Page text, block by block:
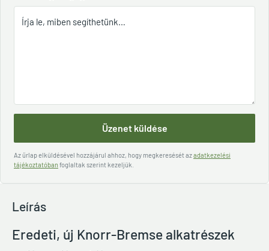
Üzenet küldése
Az űrlap elküldésével hozzájárul ahhoz, hogy megkeresését azadatkezelési
tájékoztatóban foglaltak szerint kezeljük.
Leírás
Eredeti, új Knorr-Bremse alkatrészek